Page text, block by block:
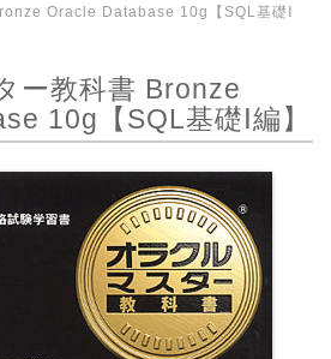
Oracle Database 10g【SQL基礎Ⅰ
ー教科書 Bronze
10g【SQL基礎Ⅰ編】